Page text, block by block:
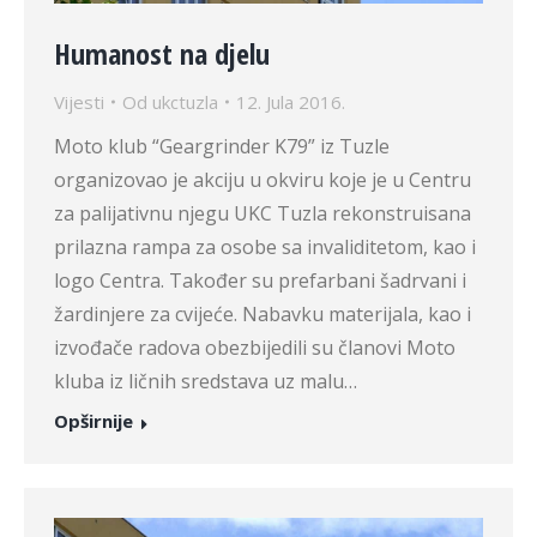
Humanost na djelu
Vijesti Od ukctuzla 12. Jula 2016.
Moto klub “Geargrinder K79” iz Tuzle
organizovao je akciju u okviru koje je u Centru
za palijativnu njegu UKC Tuzla rekonstruisana
prilazna rampa za osobe sa invaliditetom, kao i
logo Centra. Također su prefarbani šadrvani i
žardinjere za cvijeće. Nabavku materijala, kao i
izvođače radova obezbijedili su članovi Moto
kluba iz ličnih sredstava uz malu…
Opširnije